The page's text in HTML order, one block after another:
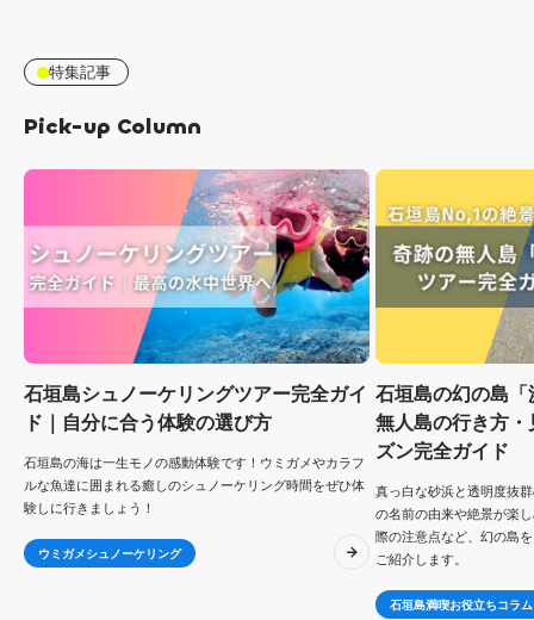
特集記事
Pick-up Column
石垣島シュノーケリングツアー完全ガイ
ド｜自分に合う体験の選び方
石垣島の海は一生モノの感動体験です！ウミガメやカラフ
ルな魚達に囲まれる癒しのシュノーケリング時間をぜひ体
験しに行きましょう！
ウミガメシュノーケリング
石垣島の幻の島
無人島の行き方
ズン完全ガイド
真っ白な砂浜と透明度抜
の名前の由来や絶景が楽
際の注意点など、幻の島
ご紹介します。
石垣島満喫お役立ちコラム